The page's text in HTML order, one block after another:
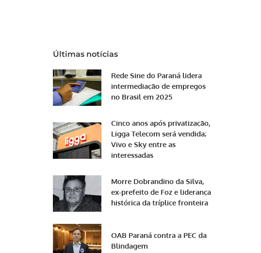
Últimas notícias
Rede Sine do Paraná lidera
intermediação de empregos
no Brasil em 2025
Cinco anos após privatização,
Ligga Telecom será vendida;
Vivo e Sky entre as
interessadas
Morre Dobrandino da Silva,
ex-prefeito de Foz e liderança
histórica da tríplice fronteira
OAB Paraná contra a PEC da
Blindagem